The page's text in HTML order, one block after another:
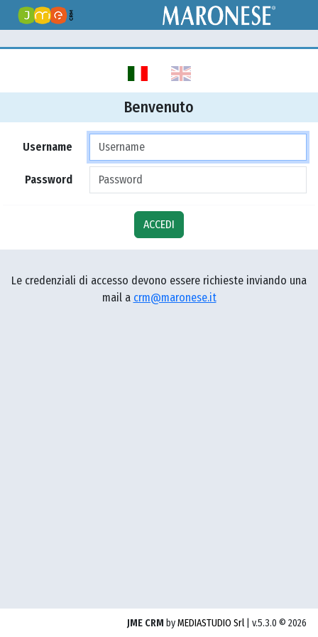
Benvenuto
Username
Password
ACCEDI
Le credenziali di accesso devono essere richieste inviando una
mail a crm@maronese.it
JME CRM byMEDIASTUDIO Srl | v.5.3.0 © 2026